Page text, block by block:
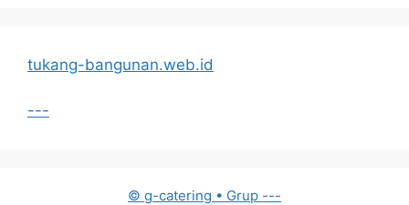
tukang-bangunan.web.id
---
© g-catering • Grup ---